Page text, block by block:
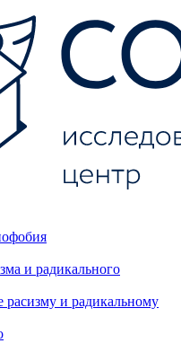
и радикального
расизму и радикальному